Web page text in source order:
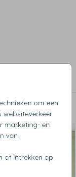
om een
websiteverkeer
marketing- en
van
of intrekken op
de achterzijde